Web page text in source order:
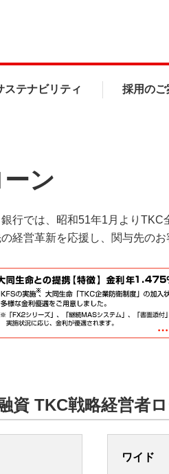
ステナビリティ 採用のご
ン
行では、昭和51年1月より
経営革新を応援し、関与先の
資 TKC戦略経営者
ワイド